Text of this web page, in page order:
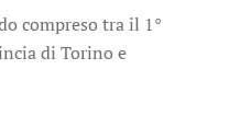
compreso tra il 1°
di Torino e